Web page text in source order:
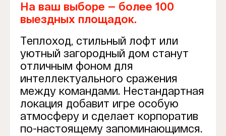
На ваш выборе — более 100
выездных площадок.
Теплоход, стильный лофт или
уютный загородный дом станут
отличным фоном для
интеллектуального сражения
между командами. Нестандартная
локация добавит игре особую
атмосферу и сделает корпоратив
по-настоящему запоминающимся.